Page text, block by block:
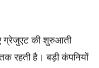
ग्रेजुएट की शुरुआती
रहती है। बड़ी कंपनियों